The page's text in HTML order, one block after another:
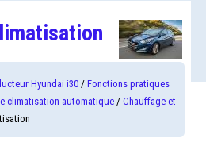
Hyundai i30 /Fonctions pratiques
climatisation automatique /Chauffage et